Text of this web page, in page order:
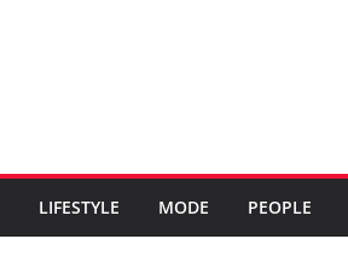
LIFESTYLE MODE PEOPLE